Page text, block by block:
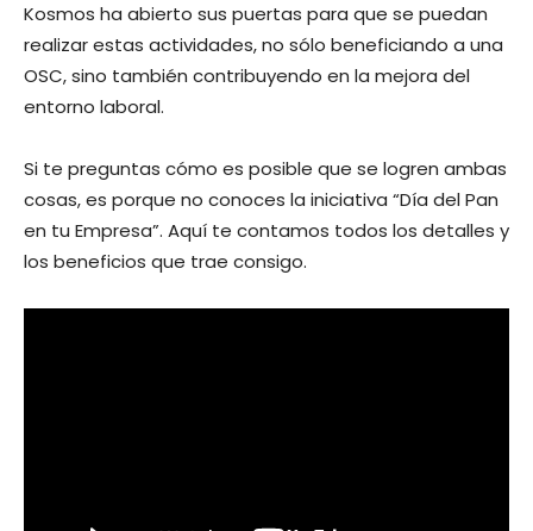
Kosmos ha abierto sus puertas para que se puedan
realizar estas actividades, no sólo beneficiando a una
OSC, sino también contribuyendo en la mejora del
entorno laboral.
Si te preguntas cómo es posible que se logren ambas
cosas, es porque no conoces la iniciativa “Día del Pan
en tu Empresa”. Aquí te contamos todos los detalles y
los beneficios que trae consigo.